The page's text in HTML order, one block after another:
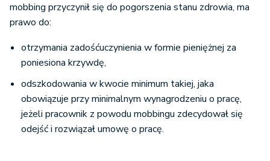
mobbing przyczynił się do pogorszenia stanu zdrowia, ma
prawo do:
otrzymania zadośćuczynienia w formie pieniężnej za
poniesiona krzywdę,
odszkodowania w kwocie minimum takiej, jaka
obowiązuje przy minimalnym wynagrodzeniu o pracę,
jeżeli pracownik z powodu mobbingu zdecydował się
odejść i rozwiązał umowę o pracę.